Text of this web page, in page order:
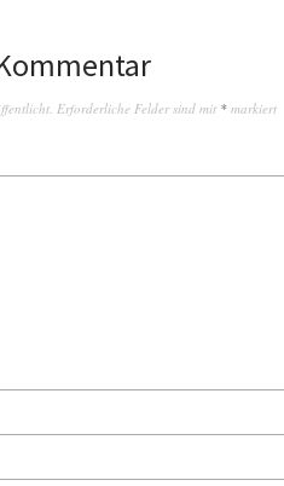
Erforderliche Felder sind mit * markiert